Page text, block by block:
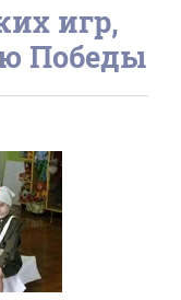
игр,
Победы